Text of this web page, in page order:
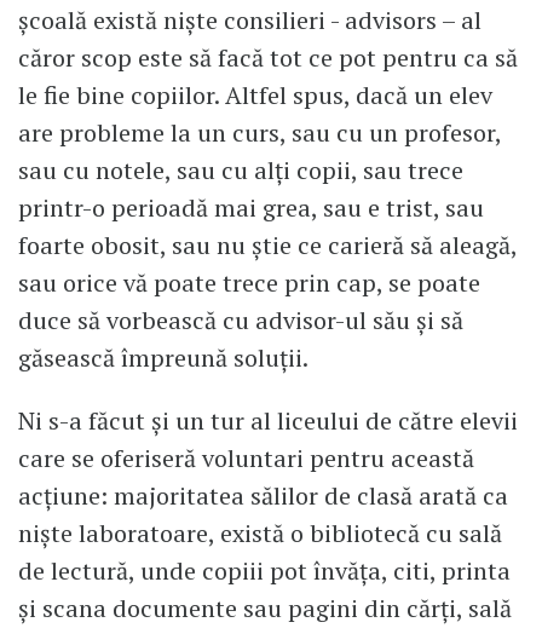
școală există niște consilieri - advisors – al
căror scop este să facă tot ce pot pentru ca să
le fie bine copiilor. Altfel spus, dacă un elev
are probleme la un curs, sau cu un profesor,
sau cu notele, sau cu alți copii, sau trece
printr-o perioadă mai grea, sau e trist, sau
foarte obosit, sau nu știe ce carieră să aleagă,
sau orice vă poate trece prin cap, se poate
duce să vorbească cu advisor-ul său și să
găsească împreună soluții.
Ni s-a făcut și un tur al liceului de către elevii
care se oferiseră voluntari pentru această
acțiune: majoritatea sălilor de clasă arată ca
niște laboratoare, există o bibliotecă cu sală
de lectură, unde copiii pot învăța, citi, printa
și scana documente sau pagini din cărți, sală